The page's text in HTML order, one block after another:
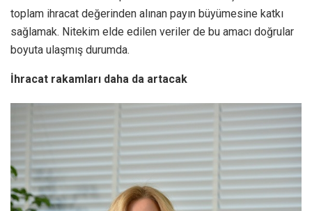
toplam ihracat değerinden alınan payın büyümesine katkı
sağlamak. Nitekim elde edilen veriler de bu amacı doğrular
boyuta ulaşmış durumda.
İhracat rakamları daha da artacak